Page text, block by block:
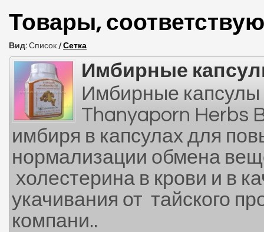
Товары,
Вид: Список / Сетка
Имбирные
Имбирные
Thanyaporn Herbs
имбиря в капсулах для
нормализации обмена
холестерина в крови и в
укачивания от тайского
компани..